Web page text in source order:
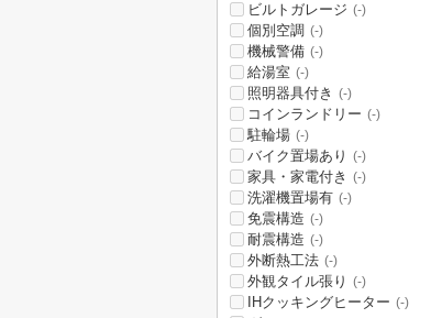
ビルトガレージ (-)
個別空調 (-)
機械警備 (-)
給湯室 (-)
照明器具付き (-)
コインランドリー (-)
駐輪場 (-)
バイク置場あり (-)
家具・家電付き (-)
洗濯機置場有 (-)
免震構造 (-)
耐震構造 (-)
外断熱工法 (-)
外観タイル張り (-)
IHクッキングヒーター (-)